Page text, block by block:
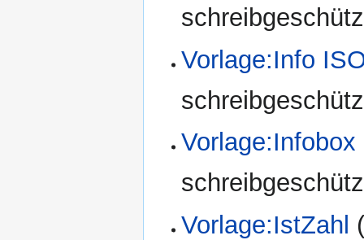
Vorlage:Info
Vorlage:IstZahl